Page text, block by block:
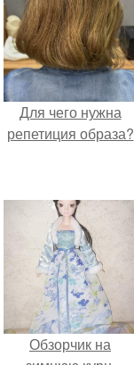
Для чего нужна
репетиция образа?
Обзорчик на